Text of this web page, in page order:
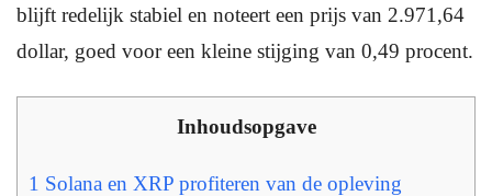
blijft redelijk stabiel en noteert een prijs van 2.971,64
dollar, goed voor een kleine stijging van 0,49 procent.
Inhoudsopgave
1 Solana en XRP profiteren van de opleving